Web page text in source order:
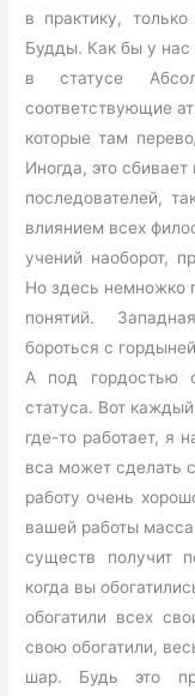
в практику,
Будды. Как бы у нас
в статусе
соответствующие
которые там
Иногда, это сбивает
последователей,
влиянием всех
учений наоборот,
Но здесь немножко
понятий.
бороться с
А под гордостью
статуса. Вот
где-то работает, я
вса может сделать
работу очень
вашей работы
существ получит
когда вы
обогатили всех
свою обогатили,
шар. Будь это